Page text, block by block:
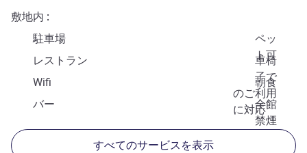
敷地内
駐車場
ペッ
ト可
レストラン
車椅
子で
のご利用
に対応
Wifi
朝食
バー
全館
禁煙
すべてのサービスを表示